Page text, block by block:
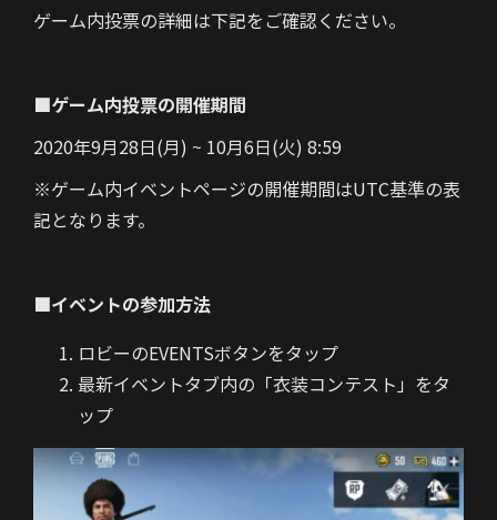
ゲーム内投票の詳細は下記をご確認ください。
■ゲーム内投票の開催期間
2020年9月28日(月) ~ 10月6日(火) 8:59
※ゲーム内イベントページの開催期間はUTC基準の表
記となります。
■イベントの参加方法
ロビーのEVENTSボタンをタップ
最新イベントタブ内の「衣装コンテスト」をタ
ップ